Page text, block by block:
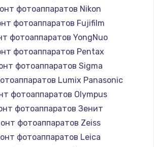
электронного модуля
управления
Заказать
Замена конфорки
Заказать
платы сенсора
фотоаппаратов Nikon
фотоаппаратов Fujifilm
фотоаппаратов YongNuo
фотоаппаратов Pentax
фотоаппаратов Sigma
Lumix Panasonic
фотоаппаратов Olympus
фотоаппаратов Зенит
фотоаппаратов Zeiss
фотоаппаратов Leica